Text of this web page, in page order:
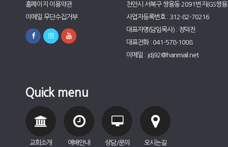
홈페이지 이용약관
이메일 무단수집거부
천안시 서북구 쌍용동 2091번지(GS쌍
사업자등록번호 : 312-82-70216
대표자명(담임목사) : 정덕진
대표전화 : 041-578-1008
이메일 : jdj92@hanmail.net
Quick menu
교회소개 예배안내 상담/문의 오시는길